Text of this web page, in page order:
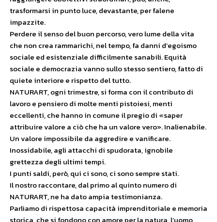
trasformarsi in punto luce, devastante, per falene
impazzite.
Perdere il senso del buon percorso, vero lume della vita
che non crea rammarichi, nel tempo, fa danni d’egoismo
sociale ed esistenziale difficilmente sanabili. Equità
sociale e democrazia vanno sullo stesso sentiero, fatto di
quiete interiore e rispetto del tutto.
NATURART, ogni trimestre, si forma con il contributo di
lavoro e pensiero di molte menti pistoiesi, menti
eccellenti, che hanno in comune il pregio di «saper
attribuire valore a ciò che ha un valore vero». Inalienabile.
Un valore impossibile da aggredire e vanificare.
Inossidabile, agli attacchi di spudorata, ignobile
grettezza degli ultimi tempi.
I punti saldi, però, qui ci sono, ci sono sempre stati.
Il nostro raccontare, dal primo al quinto numero di
NATURART, ne ha dato ampia testimonianza.
Parliamo di rispettosa capacità imprenditoriale e memoria